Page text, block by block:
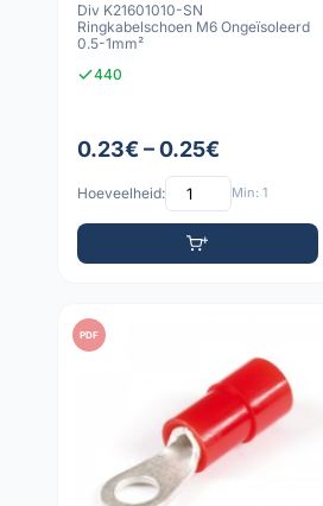
Div K21601010-SN
Ringkabelschoen M6 Ongeïsoleerd
0.5-1mm²
440
0.23€ – 0.25€
Hoeveelheid: Min: 1
PDF